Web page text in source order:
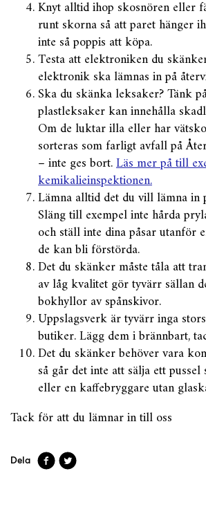
Knyt alltid ihop skosnören eller
runt skorna så att paret hänger
inte så poppis att köpa.
Testa att elektroniken du
elektronik ska lämnas in på
Ska du skänka leksaker? Tänk
plastleksaker kan innehålla
Om de luktar illa eller har
sorteras som farligt avfall på
– inte ges bort.Läs mer på till
kemikalieinspektionen.
Lämna alltid det du vill lämna in
Släng till exempel inte hårda
och ställ inte dina påsar utanför
de kan bli förstörda.
Det du skänker måste tåla att
av låg kvalitet gör tyvärr sällan
bokhyllor av spånskivor.
Uppslagsverk är tyvärr inga
butiker. Lägg dem i brännbart,
Det du skänker behöver vara
så går det inte att sälja ett
eller en kaffebryggare utan
Tack för att du lämnar in till oss
Dela